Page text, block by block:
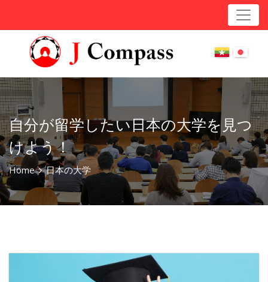
自分が留学したい日本の大学を見つ
けよう！
Home 日本の大学